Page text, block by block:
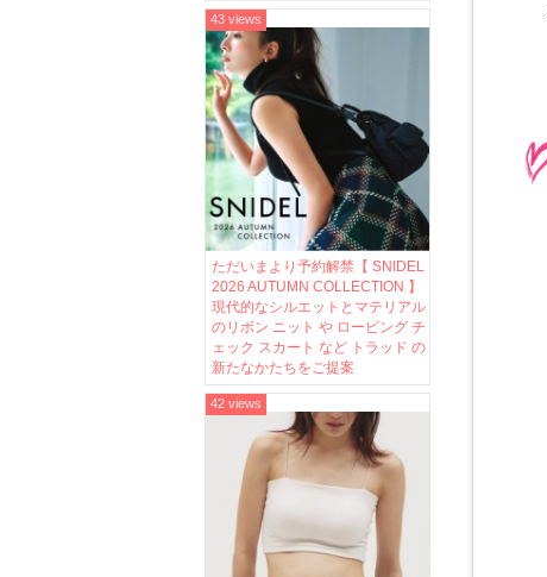
ただいまより予約解禁【 SNIDEL
2026 AUTUMN COLLECTION 】
現代的なシルエットとマテリアル
のリボン ニット や ロービング チ
ェック スカート など トラッド の
新たなかたちをご提案
43 views
42 views